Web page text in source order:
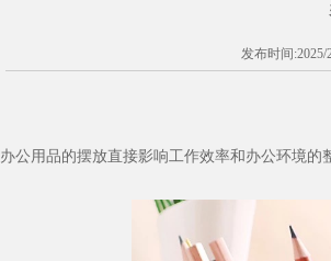
发布时间:2025/
办公用品的摆放直接影响工作效率和办公环境的